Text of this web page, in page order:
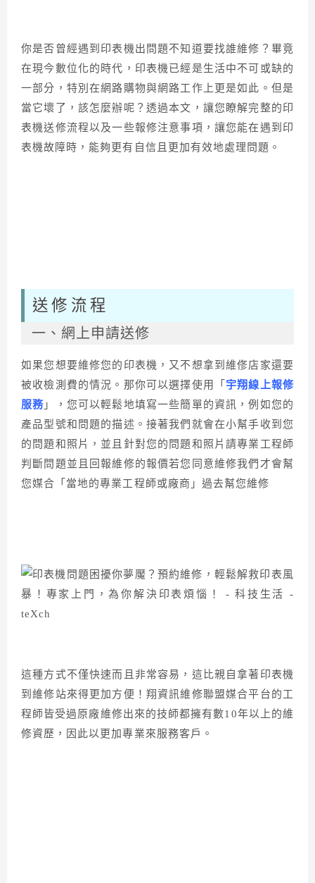
你是否曾經遇到印表機出問題不知道要找誰維修？畢竟
在現今數位化的時代，印表機已經是生活中不可或缺的
一部分，特別在網路購物與網路工作上更是如此。但是
當它壞了，該怎麼辦呢？透過本文，讓您瞭解完整的印
表機送修流程以及一些報修注意事項，讓您能在遇到印
表機故障時，能夠更有自信且更加有效地處理問題。
送修流程
一、網上申請送修
如果您想要維修您的印表機，又不想拿到維俢店家還要
被收檢測費的情況。那你可以選擇使用「 宇翔線上報修
服務 」，您可以輕鬆地填寫一些簡單的資訊，例如您的
產品型號和問題的描述。接著我們就會在小幫手收到您
的問題和照片，並且針對您的問題和照片請專業工程師
判斷問題並且回報維修的報價若您同意維修我們才會幫
您媒合「當地的專業工程師或廠商」過去幫您維修
這種方式不僅快速而且非常容易，這比親自拿著印表機
到維修站來得更加方便！翔資訊維修聯盟媒合平台的工
程師皆受過原廠維修出來的技師都擁有數10年以上的維
修資歷，因此以更加專業來服務客戶。